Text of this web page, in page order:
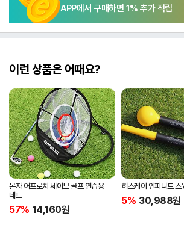
APP에서 구매하면 1% 추가 적립
이런 상품은 어때요?
몬자 어프로치 세이브 골프 연습용
네트
57% 14,160원
히스케이 인피니트 스
5% 30,988원